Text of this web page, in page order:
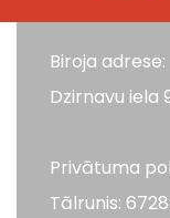
Biroja adrese:
Dzirnavu iela
Privātuma
Tālrunis: